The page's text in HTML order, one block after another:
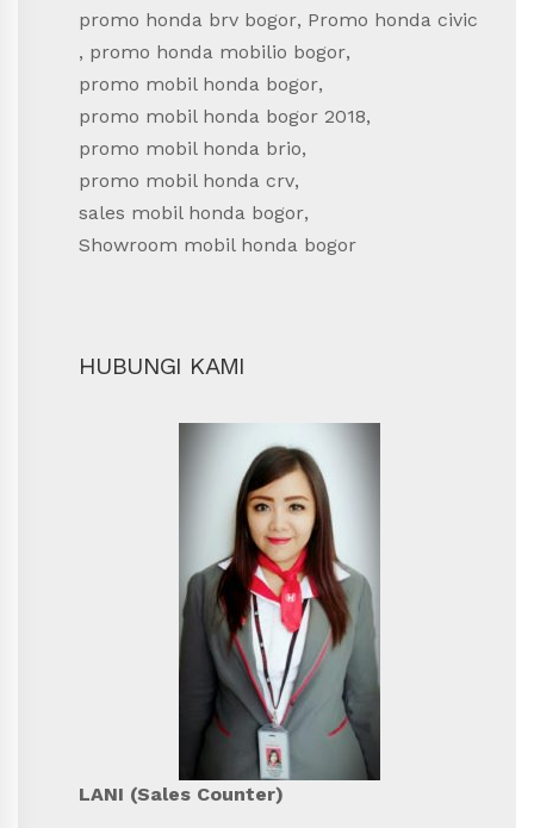
promo honda brv bogor, Promo honda civic
, promo honda mobilio bogor,
promo mobil honda bogor,
promo mobil honda bogor 2018,
promo mobil honda brio,
promo mobil honda crv,
sales mobil honda bogor,
Showroom mobil honda bogor
HUBUNGI KAMI
LANI (Sales Counter)